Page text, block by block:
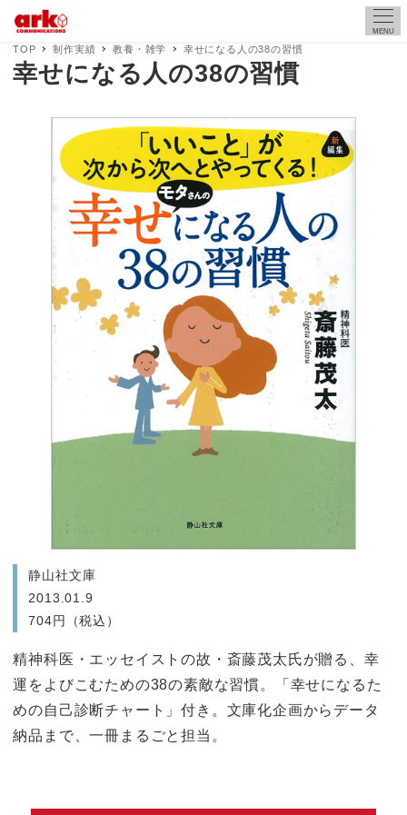
MENU
TOP 制作実績 教養・雑学 幸せになる人の38の習慣
幸せになる人の38の習慣
静山社文庫
2013.01.9
704円（税込）
精神科医・エッセイストの故・斎藤茂太氏が贈る、幸
運をよびこむための38の素敵な習慣。「幸せになるた
めの自己診断チャート」付き。文庫化企画からデータ
納品まで、一冊まるごと担当。